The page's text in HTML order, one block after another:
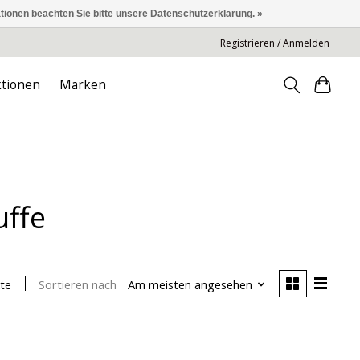
Registrieren / Anmelden
Marken
Sortieren nach Am meisten angesehen
beachten Sie bitte unsere Datenschutzerklärung. »